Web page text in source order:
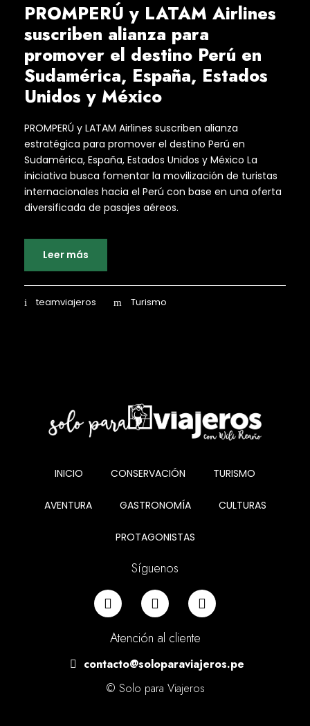
PROMPERÚ y LATAM Airlines
suscriben alianza para
promover el destino Perú en
Sudamérica, España, Estados
Unidos y México
PROMPERÚ y LATAM Airlines suscriben alianza
estratégica para promover el destino Perú en
Sudamérica, España, Estados Unidos y México La
iniciativa busca fomentar la movilización de turistas
internacionales hacia el Perú con base en una oferta
diversificada de pasajes aéreos.
Leer más
teamviajeros Turismo
INICIO CONSERVACIÓN TURISMO
AVENTURA GASTRONOMÍA CULTURAS
PROTAGONISTAS
Síguenos
Atención al cliente
contacto@soloparaviajeros.pe
© Solo para Viajeros